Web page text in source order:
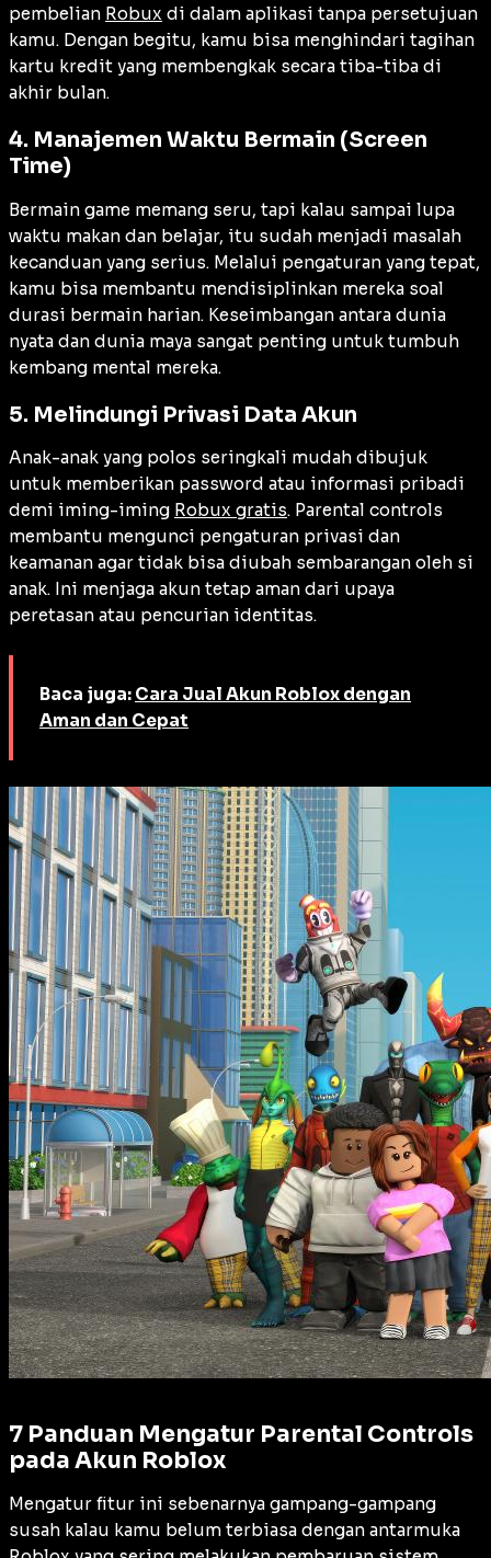
pembelian Robux di dalam aplikasi tanpa persetujuan
kamu. Dengan begitu, kamu bisa menghindari tagihan
kartu kredit yang membengkak secara tiba-tiba di
akhir bulan.
4. Manajemen Waktu Bermain (Screen
Time)
Bermain game memang seru, tapi kalau sampai lupa
waktu makan dan belajar, itu sudah menjadi masalah
kecanduan yang serius. Melalui pengaturan yang tepat,
kamu bisa membantu mendisiplinkan mereka soal
durasi bermain harian. Keseimbangan antara dunia
nyata dan dunia maya sangat penting untuk tumbuh
kembang mental mereka.
5. Melindungi Privasi Data Akun
Anak-anak yang polos seringkali mudah dibujuk
untuk memberikan password atau informasi pribadi
demi iming-iming Robux gratis. Parental controls
membantu mengunci pengaturan privasi dan
keamanan agar tidak bisa diubah sembarangan oleh si
anak. Ini menjaga akun tetap aman dari upaya
peretasan atau pencurian identitas.
Baca juga: Cara Jual Akun Roblox dengan
Aman dan Cepat
7 Panduan Mengatur Parental Controls
pada Akun Roblox
Mengatur fitur ini sebenarnya gampang-gampang
susah kalau kamu belum terbiasa dengan antarmuka